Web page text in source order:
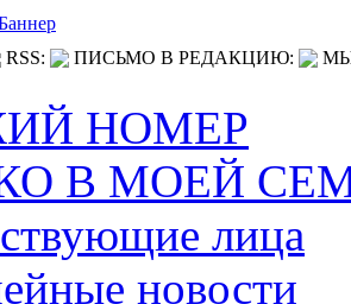
RSS: ПИСЬМО В РЕДАКЦИЮ:
НОМЕР
В МОЕЙ
лица
новости